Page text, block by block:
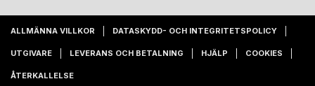
ALLMÄNNA VILLKOR DATASKYDD- OCH INTEGRITETSPOLICY
UTGIVARE LEVERANS OCH BETALNING HJÄLP COOKIES
ÅTERKALLELSE